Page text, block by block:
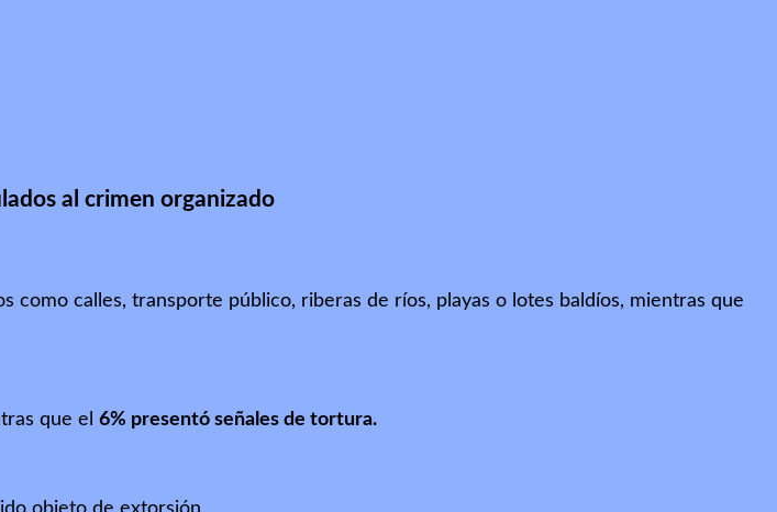
al crimen organizado
calles, transporte público, riberas de ríos, playas o lotes baldíos, mientras que
que el 6% presentó señales de tortura.